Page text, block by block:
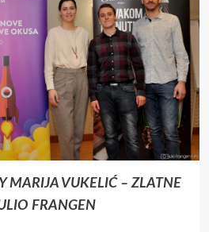
MARIJA VUKELIĆ – ZLATNE
FRANGEN